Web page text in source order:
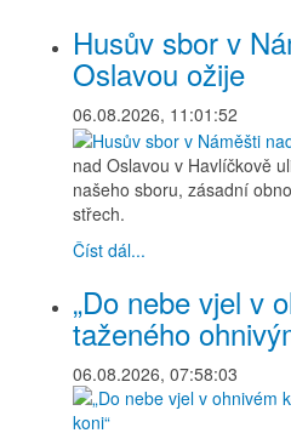
Husův sbor v
Oslavou ožije
06.08.2026, 11:01:52
nad Oslavou v Havlíčkově
našeho sboru, zásadní
střech.
Číst dál...
„Do nebe vjel v
taženého
06.08.2026, 07:58:03